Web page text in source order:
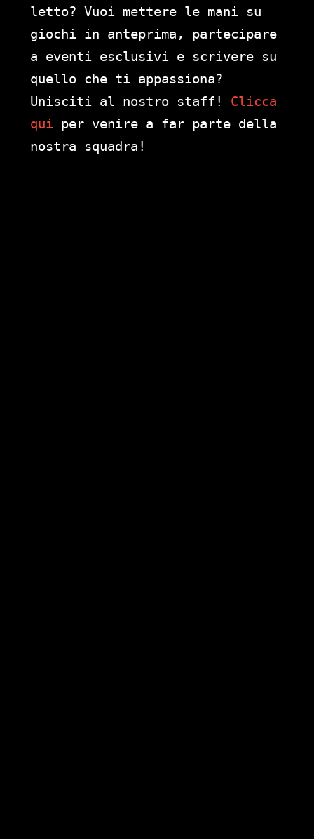
letto? Vuoi mettere le mani su
giochi in anteprima, partecipare
a eventi esclusivi e scrivere su
quello che ti appassiona?
Unisciti al nostro staff! Clicca
qui per venire a far parte della
nostra squadra!